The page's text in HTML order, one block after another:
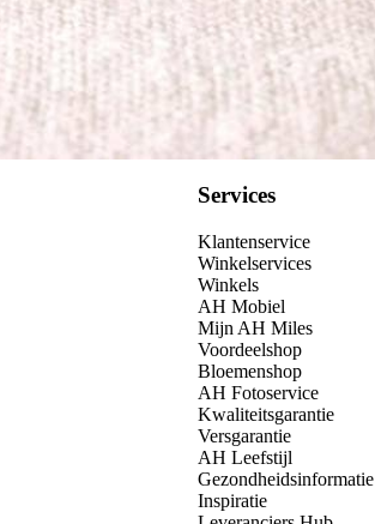
Kies producten
Services
Klantenservice
Winkelservices
Winkels
AH Mobiel
Mijn AH Miles
Voordeelshop
Bloemenshop
AH Fotoservice
Kwaliteitsgarantie
Versgarantie
AH Leefstijl
Gezondheidsinformatie
Inspiratie